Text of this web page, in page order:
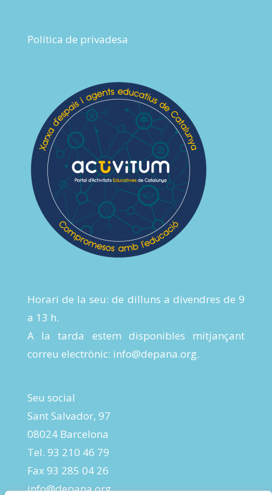
Política de privadesa
Horari de la seu: de dilluns a divendres de 9
a 13 h.
A la tarda estem disponibles mitjançant
correu electrònic: info@depana.org.
Seu social
Sant Salvador, 97
08024 Barcelona
Tel. 93 210 46 79
Fax 93 285 04 26
info@depana.org